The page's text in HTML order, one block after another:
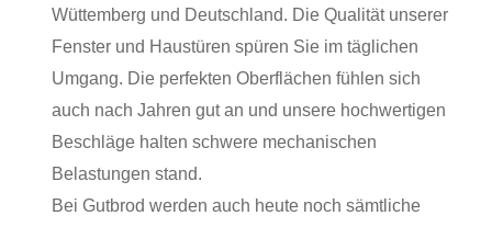
Wüttemberg und Deutschland. Die Qualität unserer
Fenster und Haustüren spüren Sie im täglichen
Umgang. Die perfekten Oberflächen fühlen sich
auch nach Jahren gut an und unsere hochwertigen
Beschläge halten schwere mechanischen
Belastungen stand.
Bei Gutbrod werden auch heute noch sämtliche